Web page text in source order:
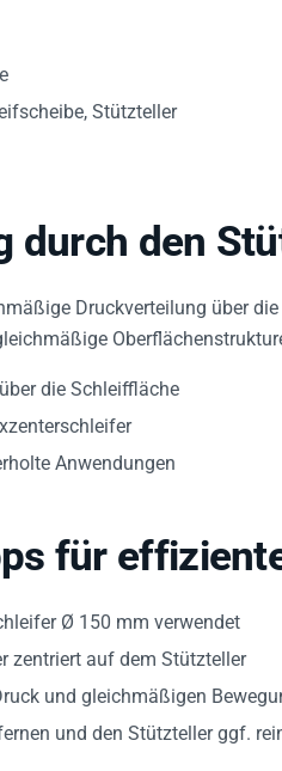
Stützteller
durch den
Druckverteilung über
die Schleiffläche
Anwendungen
für
Ø 150 mm verwendet
zentriert auf dem Stützteller
und gleichmäßigen
und den Stützteller ggf.